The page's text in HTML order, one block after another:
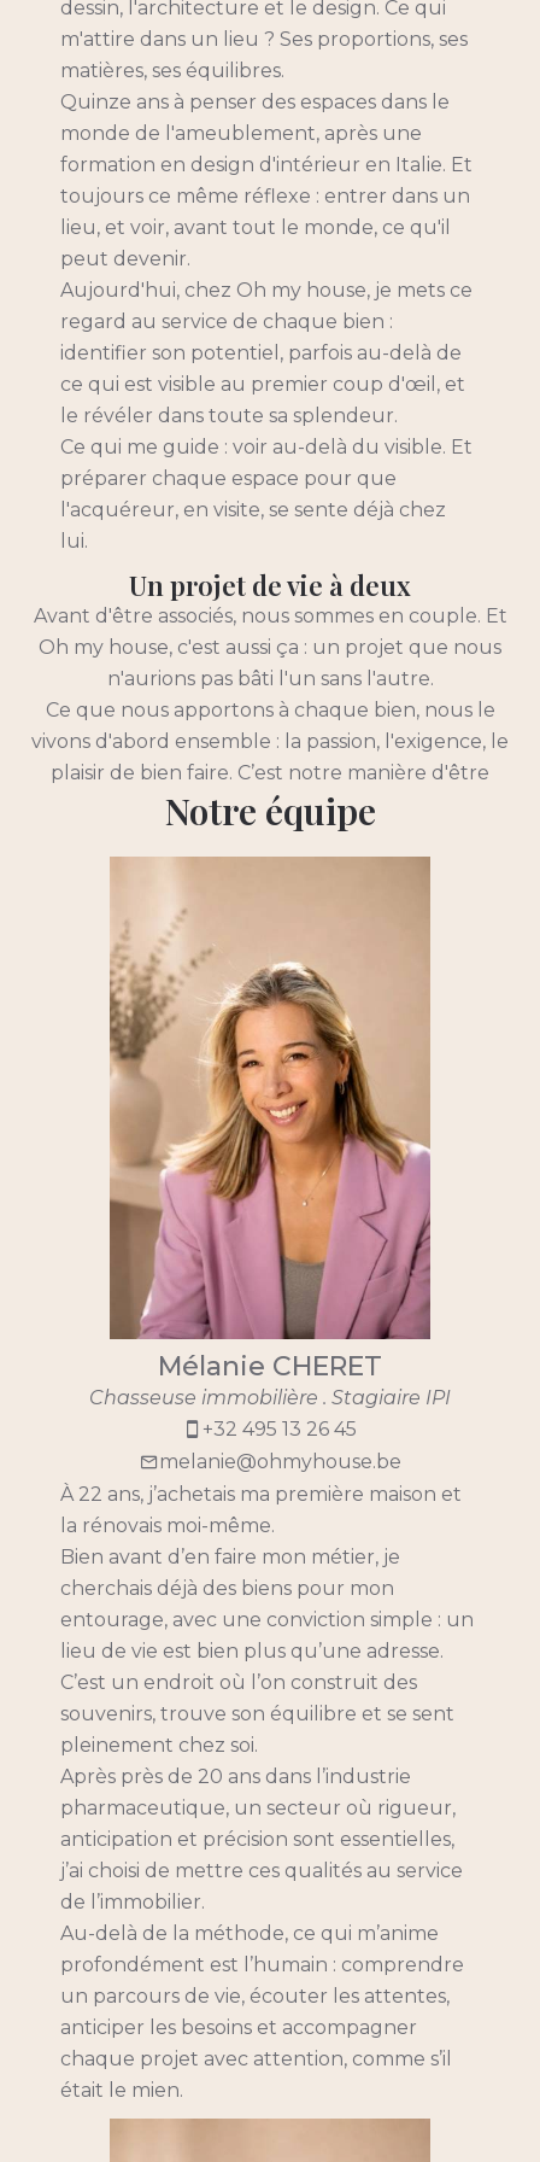
dessin, l'architecture et le design. Ce qui
m'attire dans un lieu ? Ses proportions, ses
matières, ses équilibres.
Quinze ans à penser des espaces dans le
monde de l'ameublement, après une
formation en design d'intérieur en Italie. Et
toujours ce même réflexe : entrer dans un
lieu, et voir, avant tout le monde, ce qu'il
peut devenir.
Aujourd'hui, chez Oh my house, je mets ce
regard au service de chaque bien :
identifier son potentiel, parfois au-delà de
ce qui est visible au premier coup d'œil, et
le révéler dans toute sa splendeur.
Ce qui me guide : voir au-delà du visible. Et
préparer chaque espace pour que
l'acquéreur, en visite, se sente déjà chez
lui.
Un projet de vie à deux
Avant d'être associés, nous sommes en couple. Et
Oh my house, c'est aussi ça : un projet que nous
n'aurions pas bâti l'un sans l'autre.
Ce que nous apportons à chaque bien, nous le
vivons d'abord ensemble : la passion, l'exigence, le
plaisir de bien faire. C’est notre manière d'être
Notre équipe
Mélanie CHERET
Chasseuse immobilière . Stagiaire IPI
+32 495 13 26 45
melanie@ohmyhouse.be
À 22 ans, j’achetais ma première maison et
la rénovais moi-même.
Bien avant d’en faire mon métier, je
cherchais déjà des biens pour mon
entourage, avec une conviction simple : un
lieu de vie est bien plus qu’une adresse.
C’est un endroit où l’on construit des
souvenirs, trouve son équilibre et se sent
pleinement chez soi.
Après près de 20 ans dans l’industrie
pharmaceutique, un secteur où rigueur,
anticipation et précision sont essentielles,
j’ai choisi de mettre ces qualités au service
de l’immobilier.
Au-delà de la méthode, ce qui m’anime
profondément est l’humain : comprendre
un parcours de vie, écouter les attentes,
anticiper les besoins et accompagner
chaque projet avec attention, comme s’il
était le mien.